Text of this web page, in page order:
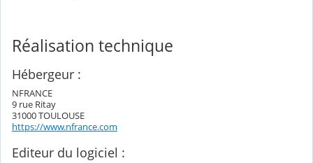
Réalisation technique
Hébergeur :
NFRANCE
9 rue Ritay
31000 TOULOUSE
https://www.nfrance.com
Editeur du logiciel :